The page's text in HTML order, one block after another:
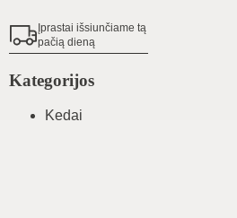
Įprastai išsiunčiame tą
pačią dieną
Kategorijos
Kedai